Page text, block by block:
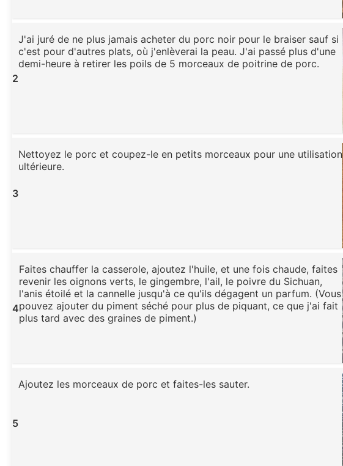
2
J'ai juré de ne plus jamais acheter du porc noir pour le braiser sauf si
c'est pour d'autres plats, où j'enlèverai la peau. J'ai passé plus d'une
demi-heure à retirer les poils de 5 morceaux de poitrine de porc.
3
Nettoyez le porc et coupez-le en petits morceaux pour une utilisation
ultérieure.
4
Faites chauffer la casserole, ajoutez l'huile, et une fois chaude, faites
revenir les oignons verts, le gingembre, l'ail, le poivre du Sichuan,
l'anis étoilé et la cannelle jusqu'à ce qu'ils dégagent un parfum. (Vous
pouvez ajouter du piment séché pour plus de piquant, ce que j'ai fait
plus tard avec des graines de piment.)
5
Ajoutez les morceaux de porc et faites-les sauter.